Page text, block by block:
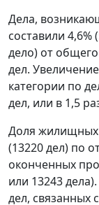
Дела,
составили 4,6%
дело) от
дел.
категории по
дел, или в 1,5
Доля жилищных
(13220 дел) по
оконченных
или 13243
дел, связанных